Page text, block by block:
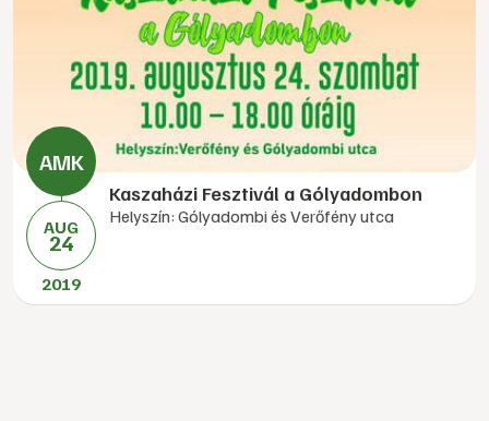
AUG
24
2019
Kaszaházi Fesztivál a Gólyadombon
Helyszín: Gólyadombi és Verőfény utca